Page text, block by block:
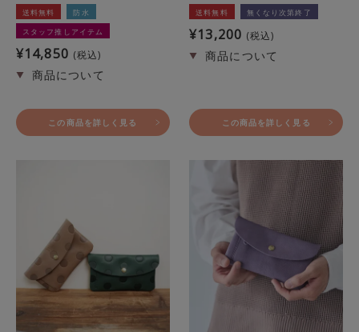
送料無料
防水
スタッフ推しアイテム
¥14,850 税込
この商品を詳しく見る
送料無料 無くなり次第終了
¥13,200 税込
この商品を詳しく見る